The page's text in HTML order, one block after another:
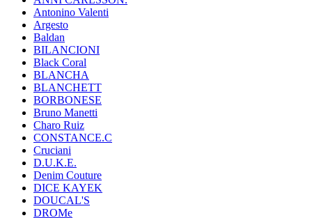
Antonino Valenti
Argesto
Baldan
BILANCIONI
Black Coral
BLANCHA
BLANCHETT
BORBONESE
Bruno Manetti
Charo Ruiz
CONSTANCE.C
Cruciani
D.U.K.E.
Denim Couture
DICE KAYEK
DOUCAL'S
DROMe